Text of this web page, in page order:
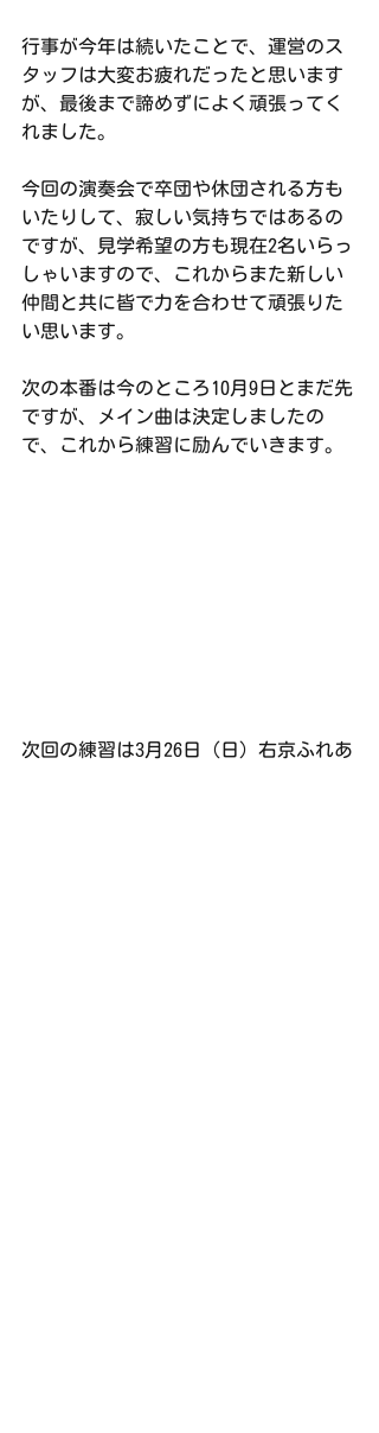
行事が今年は続いたことで、運営のス
タッフは大変お疲れだったと思います
が、最後まで諦めずによく頑張ってく
れました。
今回の演奏会で卒団や休団される方も
いたりして、寂しい気持ちではあるの
ですが、見学希望の方も現在2名いらっ
しゃいますので、これからまた新しい
仲間と共に皆で力を合わせて頑張りた
い思います。
次の本番は今のところ10月9日とまだ先
ですが、メイン曲は決定しましたの
で、これから練習に励んでいきます。
次回の練習は3月26日（日）右京ふれあ